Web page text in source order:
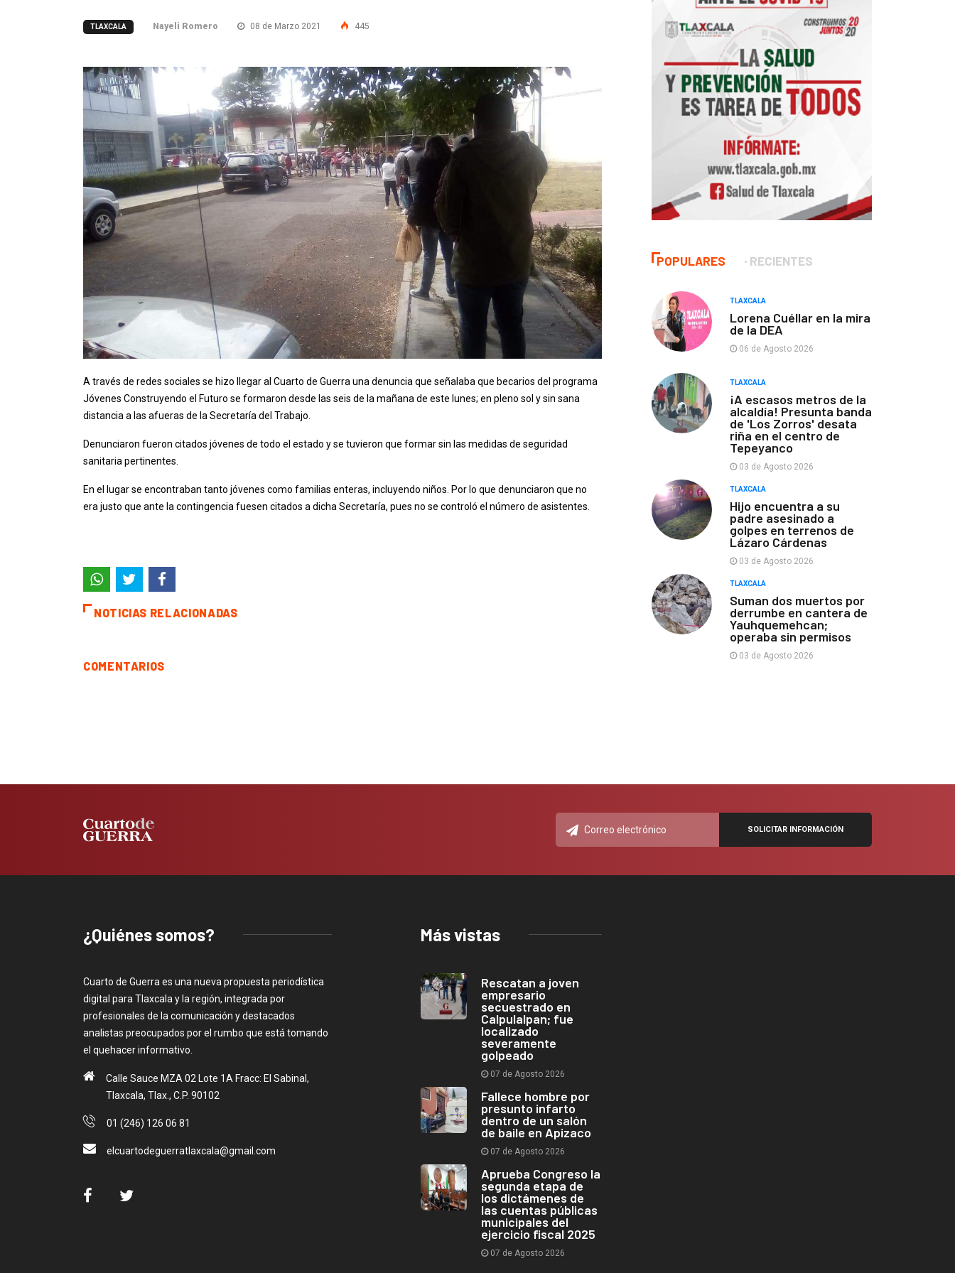
TLAXCALA Nayeli Romero 08 de Marzo 2021 445
A través de redes sociales se hizo llegar al Cuarto de Guerra una denuncia que señalaba que becarios del programa
Jóvenes Construyendo el Futuro se formaron desde las seis de la mañana de este lunes; en pleno sol y sin sana
distancia a las afueras de la Secretaría del Trabajo.
Denunciaron fueron citados jóvenes de todo el estado y se tuvieron que formar sin las medidas de seguridad
sanitaria pertinentes.
En el lugar se encontraban tanto jóvenes como familias enteras, incluyendo niños. Por lo que denunciaron que no
era justo que ante la contingencia fuesen citados a dicha Secretaría, pues no se controló el número de asistentes.
NOTICIAS RELACIONADAS
COMENTARIOS
POPULARES RECIENTES
TLAXCALA
Lorena Cuéllar en la mira
de la DEA
06 de Agosto 2026
TLAXCALA
¡A escasos metros de la
alcaldía! Presunta banda
de 'Los Zorros' desata
riña en el centro de
Tepeyanco
03 de Agosto 2026
TLAXCALA
Hijo encuentra a su
padre asesinado a
golpes en terrenos de
Lázaro Cárdenas
03 de Agosto 2026
TLAXCALA
Suman dos muertos por
derrumbe en cantera de
Yauhquemehcan;
operaba sin permisos
03 de Agosto 2026
¿Quiénes somos?
Cuarto de Guerra es una nueva propuesta periodística
digital para Tlaxcala y la región, integrada por
profesionales de la comunicación y destacados
analistas preocupados por el rumbo que está tomando
el quehacer informativo.
Calle Sauce MZA 02 Lote 1A Fracc: El Sabinal,
Tlaxcala, Tlax., C.P. 90102
01 (246) 126 06 81
elcuartodeguerratlaxcala@gmail.com
Más vistas
Rescatan a joven
empresario
secuestrado en
Calpulalpan; fue
localizado
severamente
golpeado
07 de Agosto 2026
Fallece hombre por
presunto infarto
dentro de un salón
de baile en Apizaco
07 de Agosto 2026
Aprueba Congreso la
segunda etapa de
los dictámenes de
las cuentas públicas
municipales del
ejercicio fiscal 2025
07 de Agosto 2026